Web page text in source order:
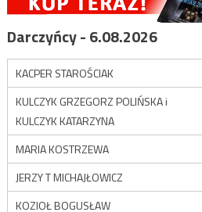
Darczyńcy - 6.08.2026
KACPER STAROŚCIAK
KULCZYK GRZEGORZ POLIŃSKA i
KULCZYK KATARZYNA
MARIA KOSTRZEWA
JERZY T MICHAJŁOWICZ
KOZIOŁ BOGUSŁAW